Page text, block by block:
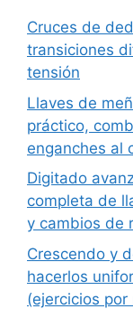
Cruces de
transiciones
tensión
Llaves de
práctico,
enganches al
Digitado
completa de
y cambios de
Crescendo y
hacerlos
(ejercicios por